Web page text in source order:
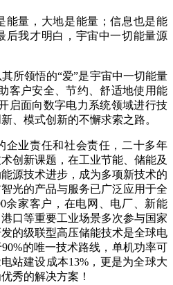
能量，大地是能量；信息也是能
后我才明白，宇宙中一切能量源
所领悟的“爱”是宇宙中一切能量
客户安全、节约、舒适地使用能
启面向数字电力系统领域进行技
、模式创新的不懈求索之路。
企业责任和社会责任，二十多年
创新课题，在工业节能、储能及
源技术进步，成为多项新技术的
光的产品与服务已广泛应用于全
余家客户，在电网、电厂、新能
口等重要工业场景多次参与国家
的级联型高压储能技术是全球电
的唯一技术路线，单机功率可
站建设成本13%，更是为全球大
秀的解决方案！